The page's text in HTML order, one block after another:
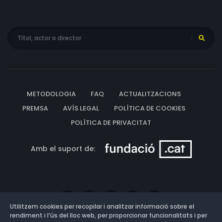
METODOLOGIA FAQ
ACTUALITZACIONS
PREMSA
AVÍS LEGAL
POLÍTICA DE COOKIES
POLÍTICA DE PRIVACITAT
Amb el suport de:
Utilitzem cookies per recopilar i analitzar informació sobre el
rendiment i l’ús del lloc web, per proporcionar funcionalitats i per